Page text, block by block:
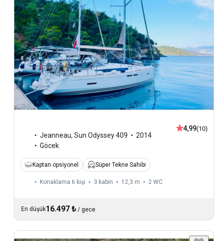
Jeanneau, Sun Odyssey 409
2014
Göcek
4,99(10)
Kaptan opsiyonel Süper Tekne Sahibi
Konaklama 6 kişi 3 kabin 12,3 m 2 WC
En düşük16.497 ₺ / gece